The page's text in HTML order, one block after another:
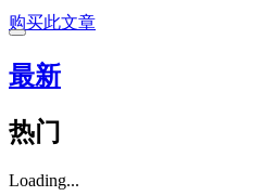
购买此文章
最新
热门
Loading...